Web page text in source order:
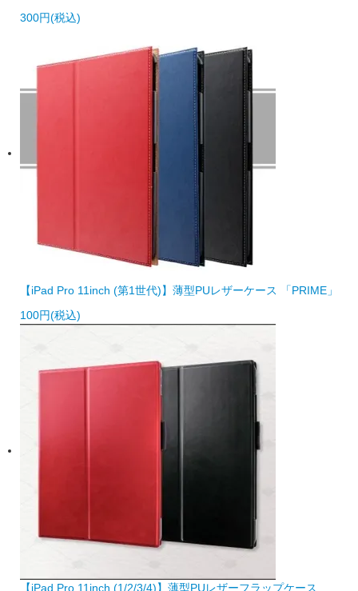
300円(税込)
【iPad Pro 11inch (第1世代)】薄型PUレザーケース 「PRIME」
100円(税込)
【iPad Pro 11inch (1/2/3/4)】薄型PUレザーフラップケース